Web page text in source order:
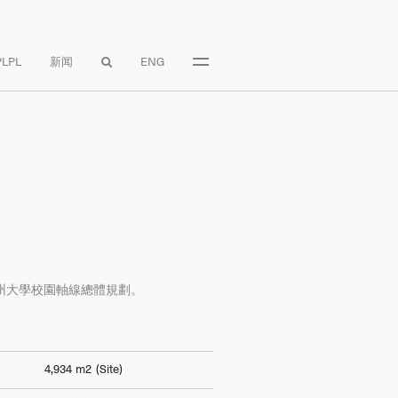
新闻  ENG
大學校園軸線總體規劃。
4,934 m2 (Site)